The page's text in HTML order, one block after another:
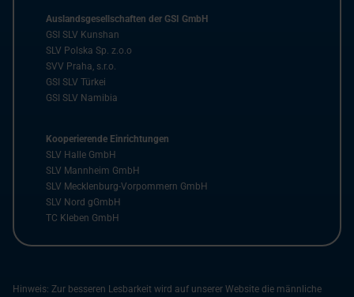
Auslandsgesellschaften der GSI GmbH
GSI SLV Kunshan
SLV Polska Sp. z.o.o
SVV Praha, s.r.o.
GSI SLV Türkei
GSI SLV Namibia
Kooperierende Einrichtungen
SLV Halle GmbH
SLV Mannheim GmbH
SLV Mecklenburg-Vorpommern GmbH
SLV Nord gGmbH
TC Kleben GmbH
Hinweis: Zur besseren Lesbarkeit wird auf unserer Website die männliche